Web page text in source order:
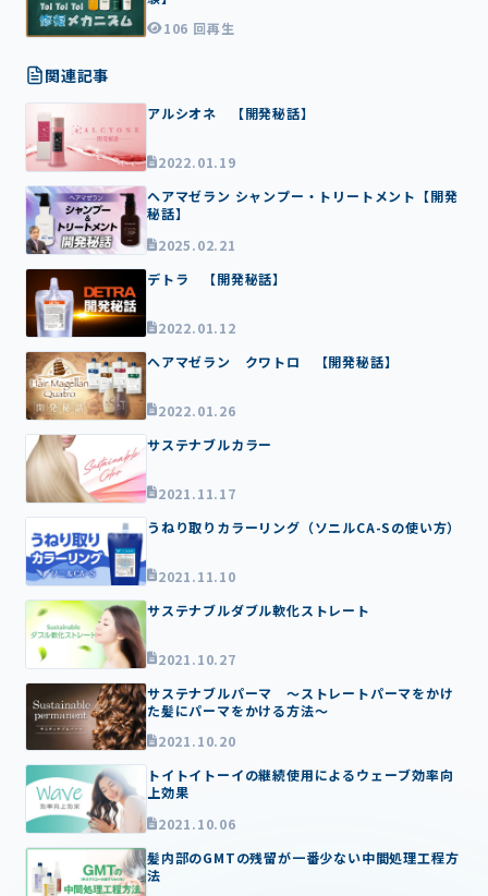
106 回再生
関連記事
アルシオネ 【開発秘話】
2022.01.19
ヘアマゼラン シャンプー・トリートメント【開発
秘話】
2025.02.21
デトラ 【開発秘話】
2022.01.12
ヘアマゼラン クワトロ 【開発秘話】
2022.01.26
サステナブルカラー
2021.11.17
うねり取りカラーリング（ソニルCA-Sの使い方）
2021.11.10
サステナブルダブル軟化ストレート
2021.10.27
サステナブルパーマ ～ストレートパーマをかけ
た髪にパーマをかける方法～
2021.10.20
トイトイトーイの継続使用によるウェーブ効率向
上効果
2021.10.06
髪内部のGMTの残留が一番少ない中間処理工程方
法